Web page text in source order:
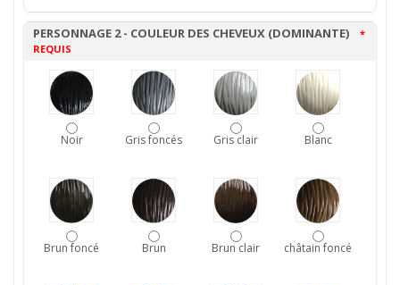
PERSONNAGE 2 - COULEUR DES CHEVEUX (DOMINANTE) *
REQUIS
Noir Gris foncés Gris clair Blanc
Brun foncé Brun Brun clair châtain foncé